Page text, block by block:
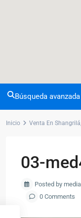
Búsqueda avanzada
Inicio Venta En
03-
Posted by
0 Comments